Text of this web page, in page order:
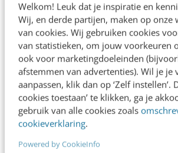
Welkom! Leuk dat je inspiratie en
Wij, en derde partijen, maken op onze
van cookies. Wij gebruiken cookies
van statistieken, om jouw voorkeuren
ook voor marketingdoeleinden
afstemmen van advertenties). Wil je je
aanpassen, klik dan op ‘Zelf instellen’.
cookies toestaan’ te klikken, ga je
gebruik van alle cookies zoals
cookieverklaring.
Powered by CookieInfo
Een User story laat je vanuit de
denken. Het is de concrete
raakvlak tussen ‘menswens’ en
organisatiedoel of subdoel.
8. User stories